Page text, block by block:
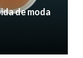
de moda